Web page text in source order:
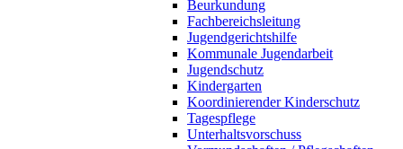
Beurkundung
Fachbereichsleitung
Jugendgerichtshilfe
Kommunale Jugendarbeit
Jugendschutz
Kindergarten
Koordinierender Kinderschutz
Tagespflege
Unterhaltsvorschuss